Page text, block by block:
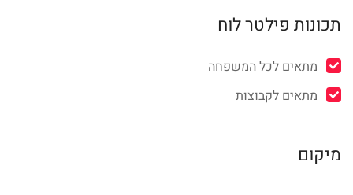
תכונות פילטר לוח
מתאים לכל המשפחה
מתאים לקבוצות
מיקום